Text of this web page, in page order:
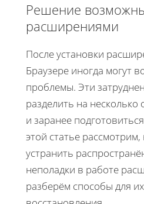
Решение
расширениями
После установки
Браузере иногда могут
проблемы. Эти
разделить на несколько
и заранее
этой статье
устранить
неполадки в работе
разберём способы для